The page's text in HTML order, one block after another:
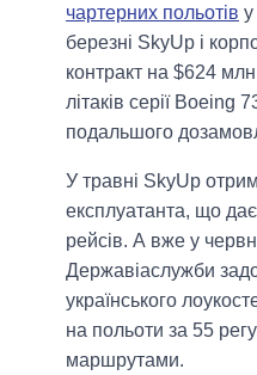
чартерних польотів у
березні SkyUp і
контракт на $624
літаків серії Boeing
подальшого
У травні SkyUp
експлуатанта, що
рейсів. А вже у
Державіаслужби
українського
на польоти за 55
маршрутами.